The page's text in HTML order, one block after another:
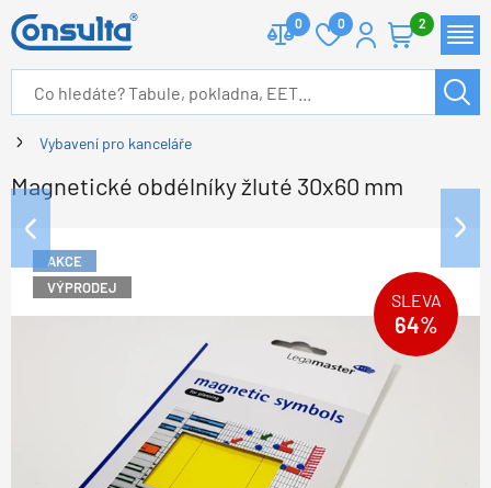
0 0 2
Vybavení pro kanceláře
Magnetické obdélníky žluté 30x60 mm
AKCE
VÝPRODEJ
SLEVA
64%